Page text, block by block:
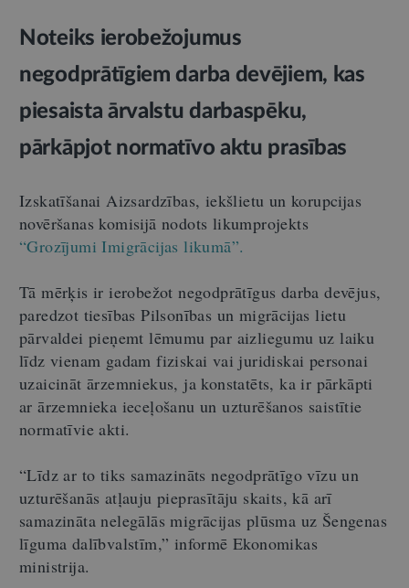
Noteiks ierobežojumus
negodprātīgiem darba devējiem, kas
piesaista ārvalstu darbaspēku,
pārkāpjot normatīvo aktu prasības
Izskatīšanai Aizsardzības, iekšlietu un korupcijas
novēršanas komisijā nodots likumprojekts
“Grozījumi Imigrācijas likumā”.
Tā mērķis ir ierobežot negodprātīgus darba devējus,
paredzot tiesības Pilsonības un migrācijas lietu
pārvaldei pieņemt lēmumu par aizliegumu uz laiku
līdz vienam gadam fiziskai vai juridiskai personai
uzaicināt ārzemniekus, ja konstatēts, ka ir pārkāpti
ar ārzemnieka ieceļošanu un uzturēšanos saistītie
normatīvie akti.
“Līdz ar to tiks samazināts negodprātīgo vīzu un
uzturēšanās atļauju pieprasītāju skaits, kā arī
samazināta nelegālās migrācijas plūsma uz Šengenas
līguma dalībvalstīm,” informē Ekonomikas
ministrija.